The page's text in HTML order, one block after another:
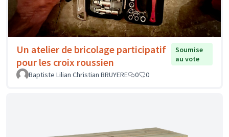
Un atelier de bricolage participatif
pour les croix roussien
Soumise
au vote
Baptiste Lilian Christian BRUYERE
0 0